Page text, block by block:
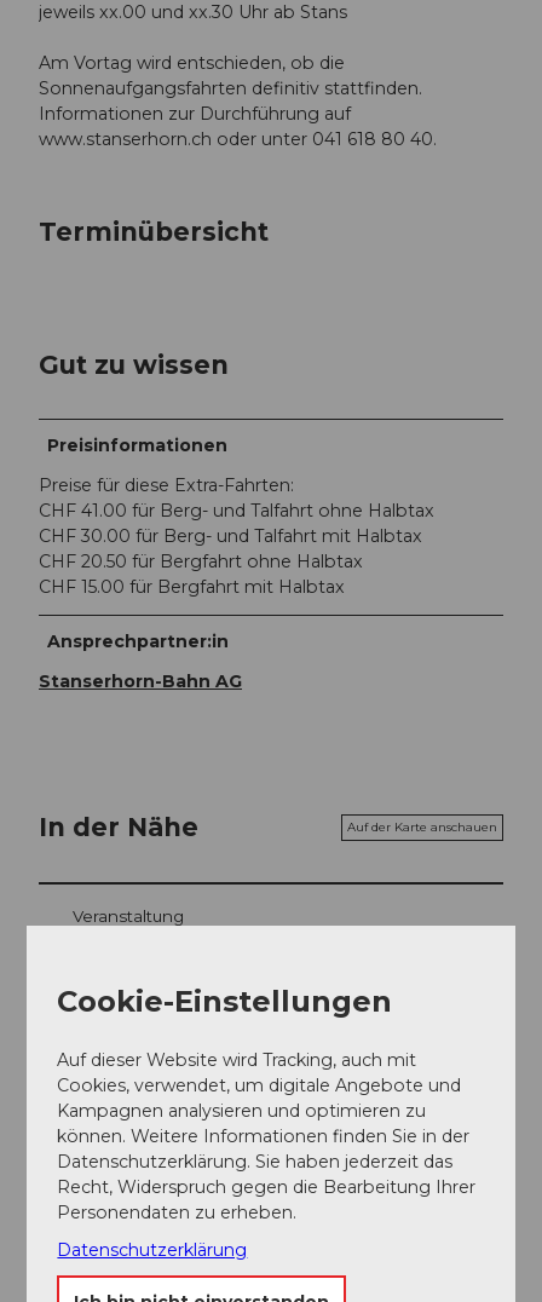
jeweils xx.00 und xx.30 Uhr ab Stans
Am Vortag wird entschieden, ob die
Sonnenaufgangsfahrten definitiv stattfinden.
Informationen zur Durchführung auf
www.stanserhorn.ch oder unter 041 618 80 40.
Terminübersicht
Gut zu wissen
Preisinformationen
Preise für diese Extra-Fahrten:
CHF 41.00 für Berg- und Talfahrt ohne Halbtax
CHF 30.00 für Berg- und Talfahrt mit Halbtax
CHF 20.50 für Bergfahrt ohne Halbtax
CHF 15.00 für Bergfahrt mit Halbtax
Ansprechpartner:in
Stanserhorn-Bahn AG
In der Nähe Auf der Karte anschauen
Veranstaltung
Veranstaltungsort
Stanserhorn
Unter Holzwang
6383Dallenwil
Website
Anreise
Cookie-Einstellungen
Auf dieser Website wird Tracking, auch mit
Cookies, verwendet, um digitale Angebote und
Kampagnen analysieren und optimieren zu
können. Weitere Informationen finden Sie in der
Datenschutzerklärung. Sie haben jederzeit das
Recht, Widerspruch gegen die Bearbeitung Ihrer
Personendaten zu erheben.
Datenschutzerklärung